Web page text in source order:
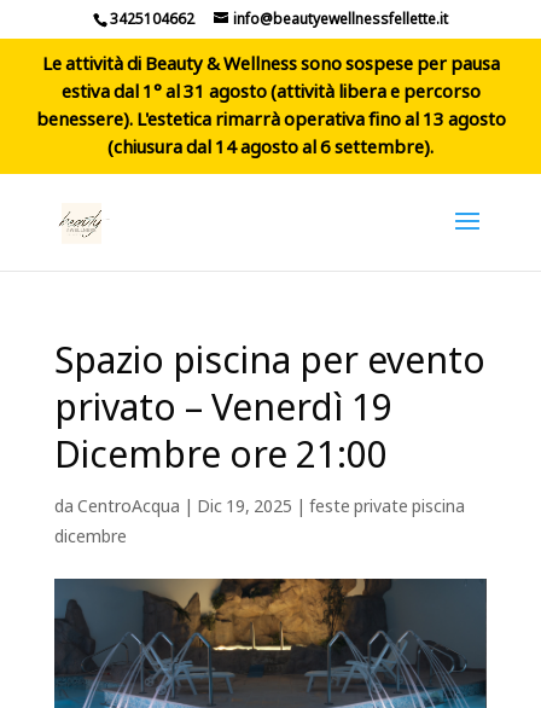
3425104662 info@beautyewellnessfellette.it
Le attività di Beauty & Wellness sono sospese per pausa
estiva dal 1° al 31 agosto (attività libera e percorso
benessere). L'estetica rimarrà operativa fino al 13 agosto
(chiusura dal 14 agosto al 6 settembre).
Spazio piscina per evento
privato – Venerdì 19
Dicembre ore 21:00
daCentroAcqua | Dic 19, 2025 | feste private piscina
dicembre